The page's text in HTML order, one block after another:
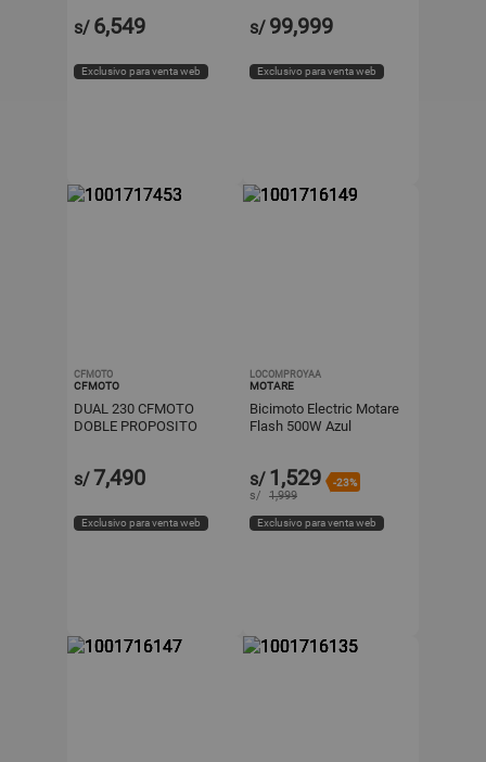
s/ 6,549
Exclusivo para venta web
s/ 99,999
Exclusivo para venta web
CFMOTO
CFMOTO
DUAL 230 CFMOTO
DOBLE PROPOSITO
s/7,490
Exclusivo para venta web
LOCOMPROYAA
MOTARE
Bicimoto Electric Motare
Flash 500W Azul
s/ 1,529 -23%
s/ 1,999
Exclusivo para venta web